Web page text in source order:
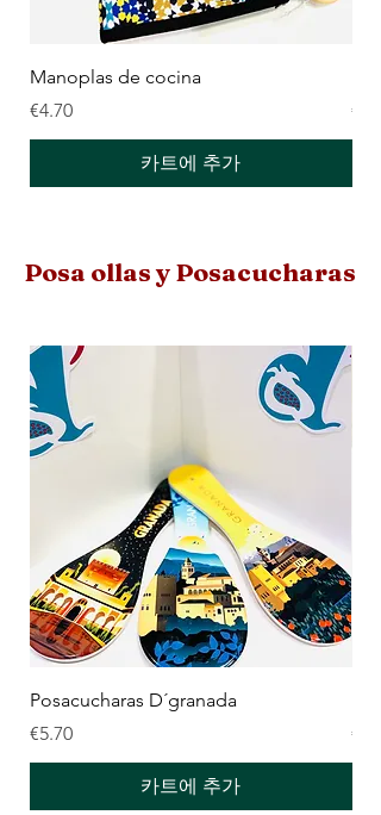
Manoplas de cocina
가격
€4.70
카트에 추가
가격
Posa ollas y Posacucharas
Posacucharas D´granada
가격
€5.70
카트에 추가
가격